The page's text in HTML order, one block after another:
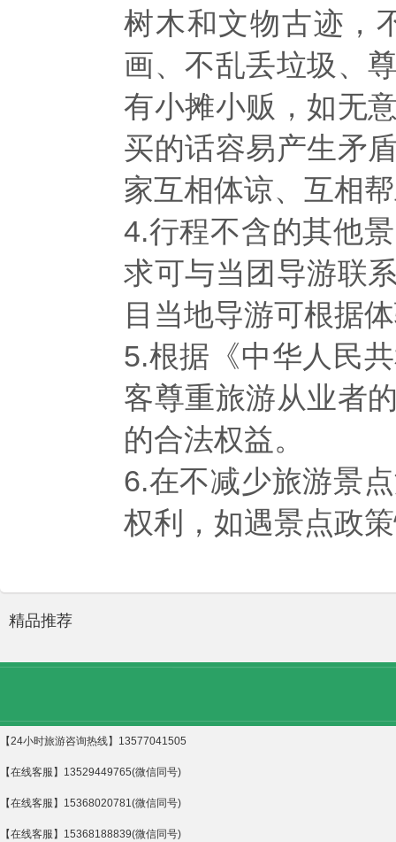
树木和文物古迹，
画、不乱丢垃圾、
有小摊小贩，如无
买的话容易产生矛
家互相体谅、互相
4.行程不含的其他
求可与当团导游联
目当地导游可根据
5.根据《中华人民
客尊重旅游从业者
的合法权益。
6.在不减少旅游景
权利，如遇景点政
精品推荐
【24小时旅游咨询热线】13577041505
【在线客服】13529449765(微信同号)
【在线客服】15368020781(微信同号)
【在线客服】15368188839(微信同号)